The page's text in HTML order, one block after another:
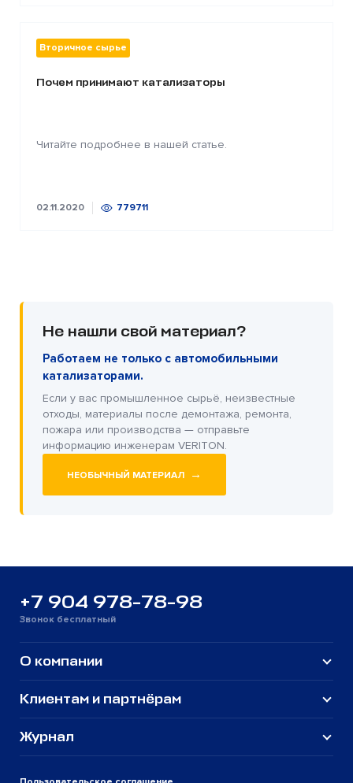
Вторичное сырье
Почем принимают катализаторы
Читайте подробнее в нашей статье.
02.11.2020 779711
Не нашли свой материал?
Работаем не только с автомобильными
катализаторами.
Если у вас промышленное сырьё, неизвестные
отходы, материалы после демонтажа, ремонта,
пожара или производства — отправьте
информацию инженерам VERITON.
НЕОБЫЧНЫЙ МАТЕРИАЛ →
+7 904 978-78-98
Звонок бесплатный
О компании
Клиентам и партнёрам
Журнал